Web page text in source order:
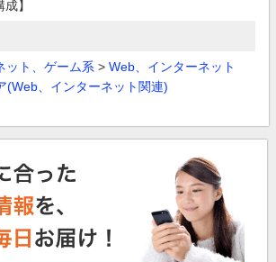
】
ット、ゲーム系 > Web、インターネット
(Web、インターネット関連)